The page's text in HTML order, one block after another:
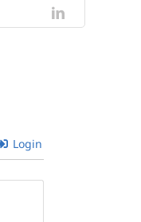
LinkedIn
Login